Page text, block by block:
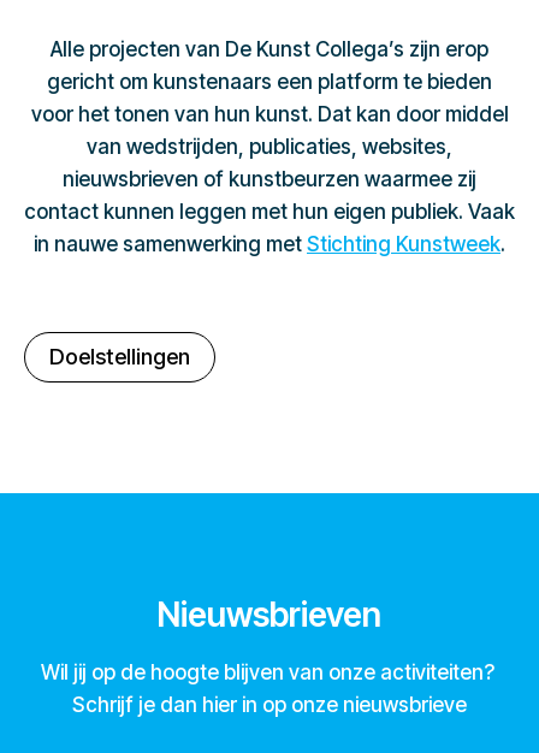
Alle projecten van De Kunst Collega’s zijn erop
gericht om kunstenaars een platform te bieden
voor het tonen van hun kunst. Dat kan door middel
van wedstrijden, publicaties, websites,
nieuwsbrieven of kunstbeurzen waarmee zij
contact kunnen leggen met hun eigen publiek. Vaak
in nauwe samenwerking met Stichting Kunstweek.
Doelstellingen
Nieuwsbrieven
Wil jij op de hoogte blijven van onze activiteiten?
Schrijf je dan hier in op onze nieuwsbrieve